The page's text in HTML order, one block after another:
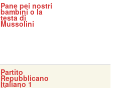
Pane pei nostri
bambini o la
testa di
Mussolini
Partito
Repubblicano
Italiano 1